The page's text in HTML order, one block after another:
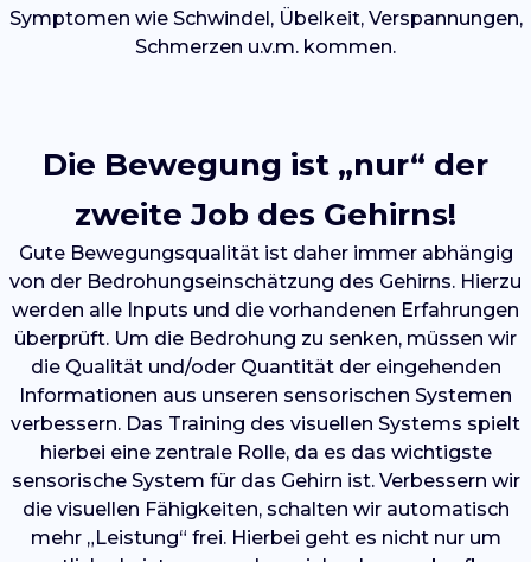
Symptomen wie Schwindel, Übelkeit, Verspannungen,
Schmerzen u.v.m. kommen.
Die Bewegung ist „nur“ der
zweite Job des Gehirns!
Gute Bewegungsqualität ist daher immer abhängig
von der Bedrohungseinschätzung des Gehirns. Hierzu
werden alle Inputs und die vorhandenen Erfahrungen
überprüft. Um die Bedrohung zu senken, müssen wir
die Qualität und/oder Quantität der eingehenden
Informationen aus unseren sensorischen Systemen
verbessern. Das Training des visuellen Systems spielt
hierbei eine zentrale Rolle, da es das wichtigste
sensorische System für das Gehirn ist. Verbessern wir
die visuellen Fähigkeiten, schalten wir automatisch
mehr „Leistung“ frei. Hierbei geht es nicht nur um